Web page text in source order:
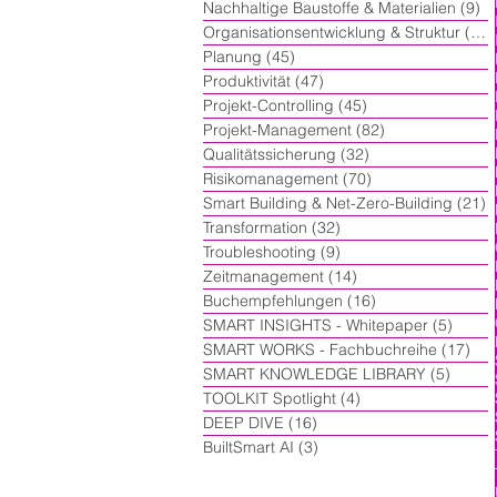
Nachhaltige Baustoffe & Materialien (9)
Organisationsentwicklung & Struktur (60)
Planung (45)
Produktivität (47)
Projekt-Controlling (45)
Projekt-Management (82)
Qualitätssicherung (32)
Risikomanagement (70)
Smart Building & Net-Zero-Building (21)
Transformation (32)
Troubleshooting (9)
Zeitmanagement (14)
Buchempfehlungen (16)
SMART INSIGHTS - Whitepaper (5) 5
SMART WORKS - Fachbuchreihe (17)
SMART KNOWLEDGE LIBRARY (5) 5
TOOLKIT Spotlight (4)
DEEP DIVE (16)
BuiltSmart AI (3)